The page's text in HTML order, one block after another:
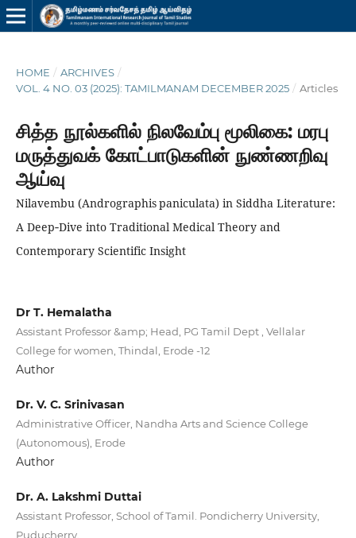
HOME / ARCHIVES /
VOL. 4 NO. 03 (2025): TAMILMANAM DECEMBER 2025 / Articles
சித்த நூல்களில் நிலவேம்பு மூலிகை: மரபு
மருத்துவக் கோட்பாடுகளின் நுண்ணறிவு
ஆய்வு
Nilavembu (Andrographis paniculata) in Siddha Literature:
A Deep‑Dive into Traditional Medical Theory and
Contemporary Scientific Insight
Dr T. Hemalatha
Assistant Professor &amp; Head, PG Tamil Dept , Vellalar
College for women, Thindal, Erode -12
Author
Dr. V. C. Srinivasan
Administrative Officer, Nandha Arts and Science College
(Autonomous), Erode
Author
Dr. A. Lakshmi Duttai
Assistant Professor, School of Tamil. Pondicherry University,
Puducherry.